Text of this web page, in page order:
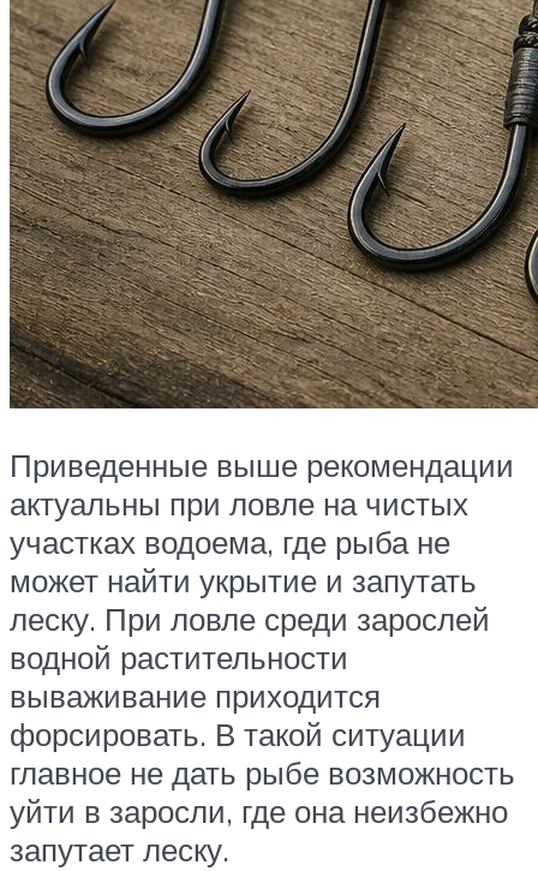
Приведенные выше рекомендации
актуальны при ловле на чистых
участках водоема, где рыба не
может найти укрытие и запутать
леску. При ловле среди зарослей
водной растительности
вываживание приходится
форсировать. В такой ситуации
главное не дать рыбе возможность
уйти в заросли, где она неизбежно
запутает леску.